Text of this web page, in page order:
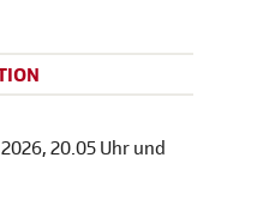
20.05 Uhr und